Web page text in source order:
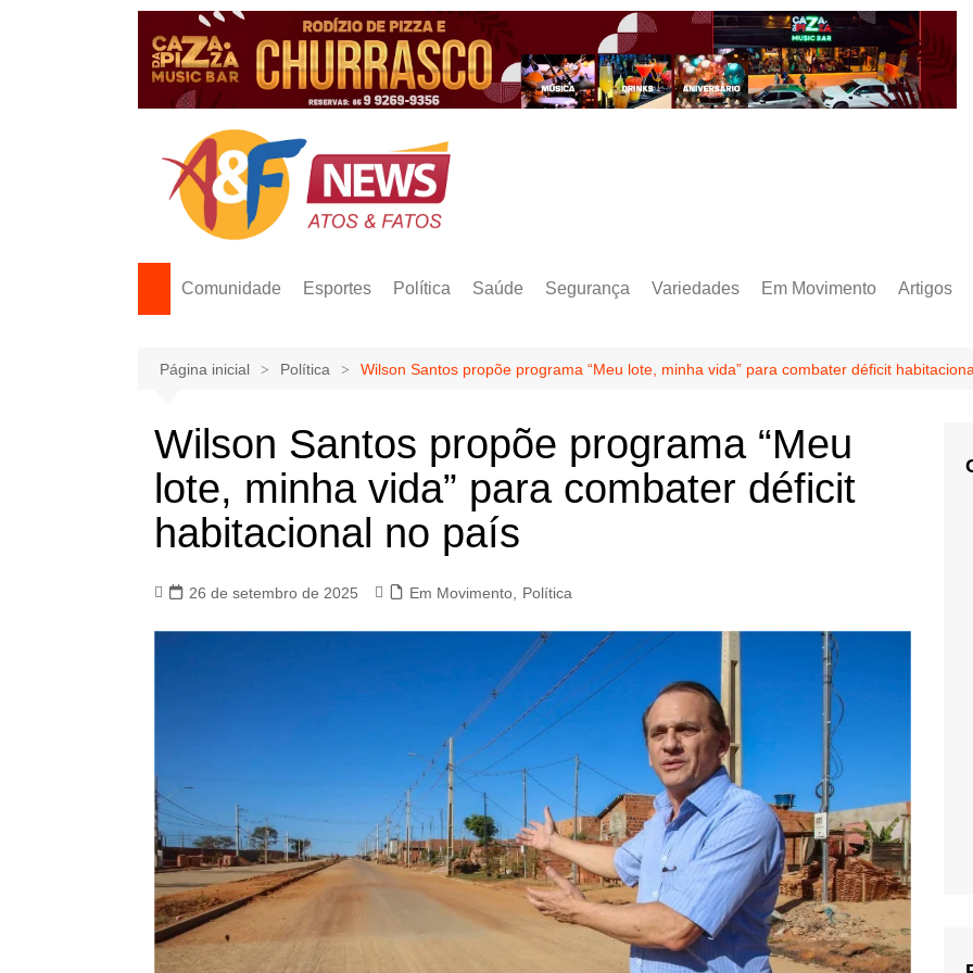
Comunidade Esportes Política Saúde Segurança Variedades Em Movimento Artigos
Página inicial Política Wilson Santos propõe programa “Meu lote, minha vida” para combater déficit
Wilson Santos propõe programa “Meu
lote, minha vida” para combater déficit
habitacional no país
26 de setembro de 2025 Em Movimento Política